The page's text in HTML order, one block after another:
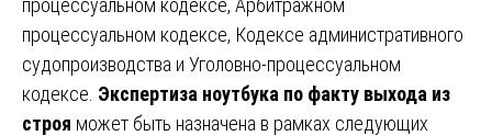
процессуальном кодексе, Арбитражном
процессуальном кодексе, Кодексе административного
судопроизводства и Уголовно-процессуальном
кодексе. Экспертиза ноутбука по факту выхода из
строя может быть назначена в рамках следующих